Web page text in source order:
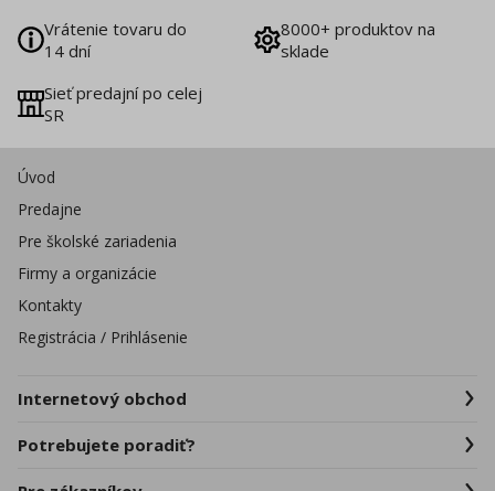
Vrátenie tovaru do
14 dní
8000+ produktov na
sklade
Sieť predajní po celej
SR
Úvod
Predajne
Pre školské zariadenia
Firmy a organizácie
Kontakty
Registrácia / Prihlásenie
Internetový obchod
Potrebujete poradiť?